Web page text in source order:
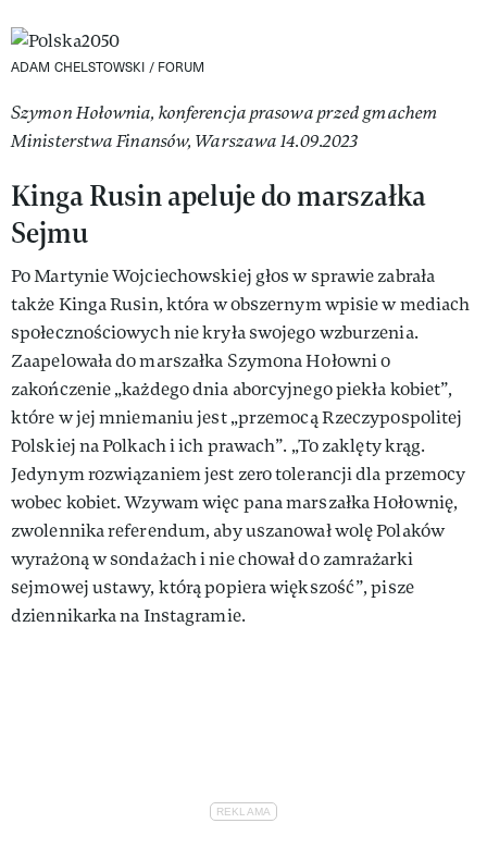
ADAM CHELSTOWSKI / FORUM
Szymon Hołownia, konferencja prasowa przed gmachem
Ministerstwa Finansów, Warszawa 14.09.2023
Kinga Rusin apeluje do marszałka
Sejmu
Po Martynie Wojciechowskiej głos w sprawie zabrała
także Kinga Rusin, która w obszernym wpisie w mediach
społecznościowych nie kryła swojego wzburzenia.
Zaapelowała do marszałka Szymona Hołowni o
zakończenie „każdego dnia aborcyjnego piekła kobiet”,
które w jej mniemaniu jest „przemocą Rzeczypospolitej
Polskiej na Polkach i ich prawach”. „To zaklęty krąg.
Jedynym rozwiązaniem jest zero tolerancji dla przemocy
wobec kobiet. Wzywam więc pana marszałka Hołownię,
zwolennika referendum, aby uszanował wolę Polaków
wyrażoną w sondażach i nie chował do zamrażarki
sejmowej ustawy, którą popiera większość”, pisze
dziennikarka na Instagramie.